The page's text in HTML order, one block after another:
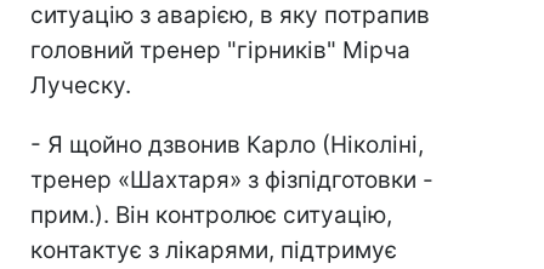
ситуацію з аварією, в яку потрапив
головний тренер "гірників" Мірча
Луческу.
- Я щойно дзвонив Карло (Ніколіні,
тренер «Шахтаря» з фізпідготовки -
прим.). Він контролює ситуацію,
контактує з лікарями, підтримує